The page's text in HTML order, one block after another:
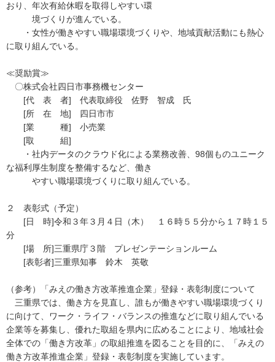
おり、年次有給休暇を取得しやすい環
境づくりが進んでいる。
・女性が働きやすい職場環境づくりや、地域貢献活動にも熱心
に取り組んでいる。
≪奨励賞≫
〇株式会社四日市事務機センター
[代 表 者] 代表取締役 佐野 智成 氏
[所 在 地] 四日市市
[業 種] 小売業
[取 組]
・社内データのクラウド化による業務改善、98個ものユニーク
な福利厚生制度を整備するなど、働き
やすい職場環境づくりに取り組んでいる。
２ 表彰式（予定）
[日 時]令和３年３月４日（木） １６時５５分から１７時１５
分
[場 所]三重県庁３階 プレゼンテーションルーム
[表彰者]三重県知事 鈴木 英敬
（参考）「みえの働き方改革推進企業」登録・表彰制度について
三重県では、働き方を見直し、誰もが働きやすい職場環境づくり
に向けて、ワーク・ライフ・バランスの推進などに取り組んでいる
企業等を募集し、優れた取組を県内に広めることにより、地域社会
全体での「働き方改革」の取組推進を図ることを目的に、「みえの
働き方改革推進企業」登録・表彰制度を実施しています。